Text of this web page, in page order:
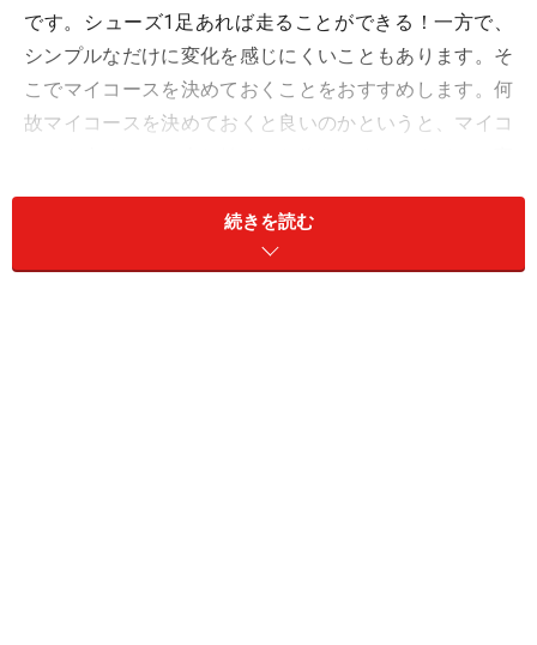
です。シューズ1足あれば走ることができる！一方で、
シンプルなだけに変化を感じにくいこともあります。そ
こでマイコースを決めておくことをおすすめします。何
故マイコースを決めておくと良いのかというと、マイコ
ができるからです。さらにいつもみる風景は安心感があ
り気持ちに余裕が持てるので、走りに集中することがで
続きを読む